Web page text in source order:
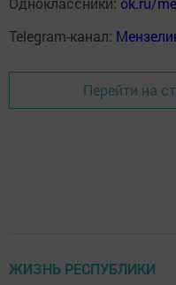
Telegram-канал:
Перейти на
ЖИЗНЬ РЕСПУБЛИКИ